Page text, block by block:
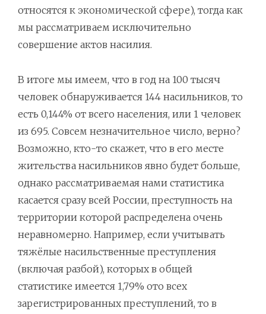
относятся к экономической сфере), тогда как
мы рассматриваем исключительно
совершение актов насилия.
В итоге мы имеем, что в год на 100 тысяч
человек обнаруживается 144 насильников, то
есть 0,144% от всего населения, или 1 человек
из 695. Совсем незначительное число, верно?
Возможно, кто-то скажет, что в его месте
жительства насильников явно будет больше,
однако рассматриваемая нами статистика
касается сразу всей России, преступность на
территории которой распределена очень
неравномерно. Например, если учитывать
тяжёлые насильственные преступления
(включая разбой), которых в общей
статистике имеется 1,79% ото всех
зарегистрированных преступлений, то в